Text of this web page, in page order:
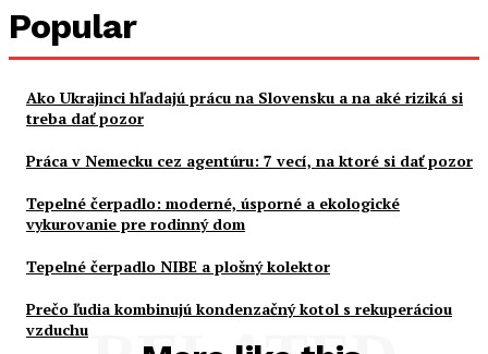
Popular
Ako Ukrajinci hľadajú prácu na Slovensku a na aké riziká si
treba dať pozor
Práca v Nemecku cez agentúru: 7 vecí, na ktoré si dať pozor
Tepelné čerpadlo: moderné, úsporné a ekologické
vykurovanie pre rodinný dom
Tepelné čerpadlo NIBE a plošný kolektor
Prečo ľudia kombinujú kondenzačný kotol s rekuperáciou
vzduchu